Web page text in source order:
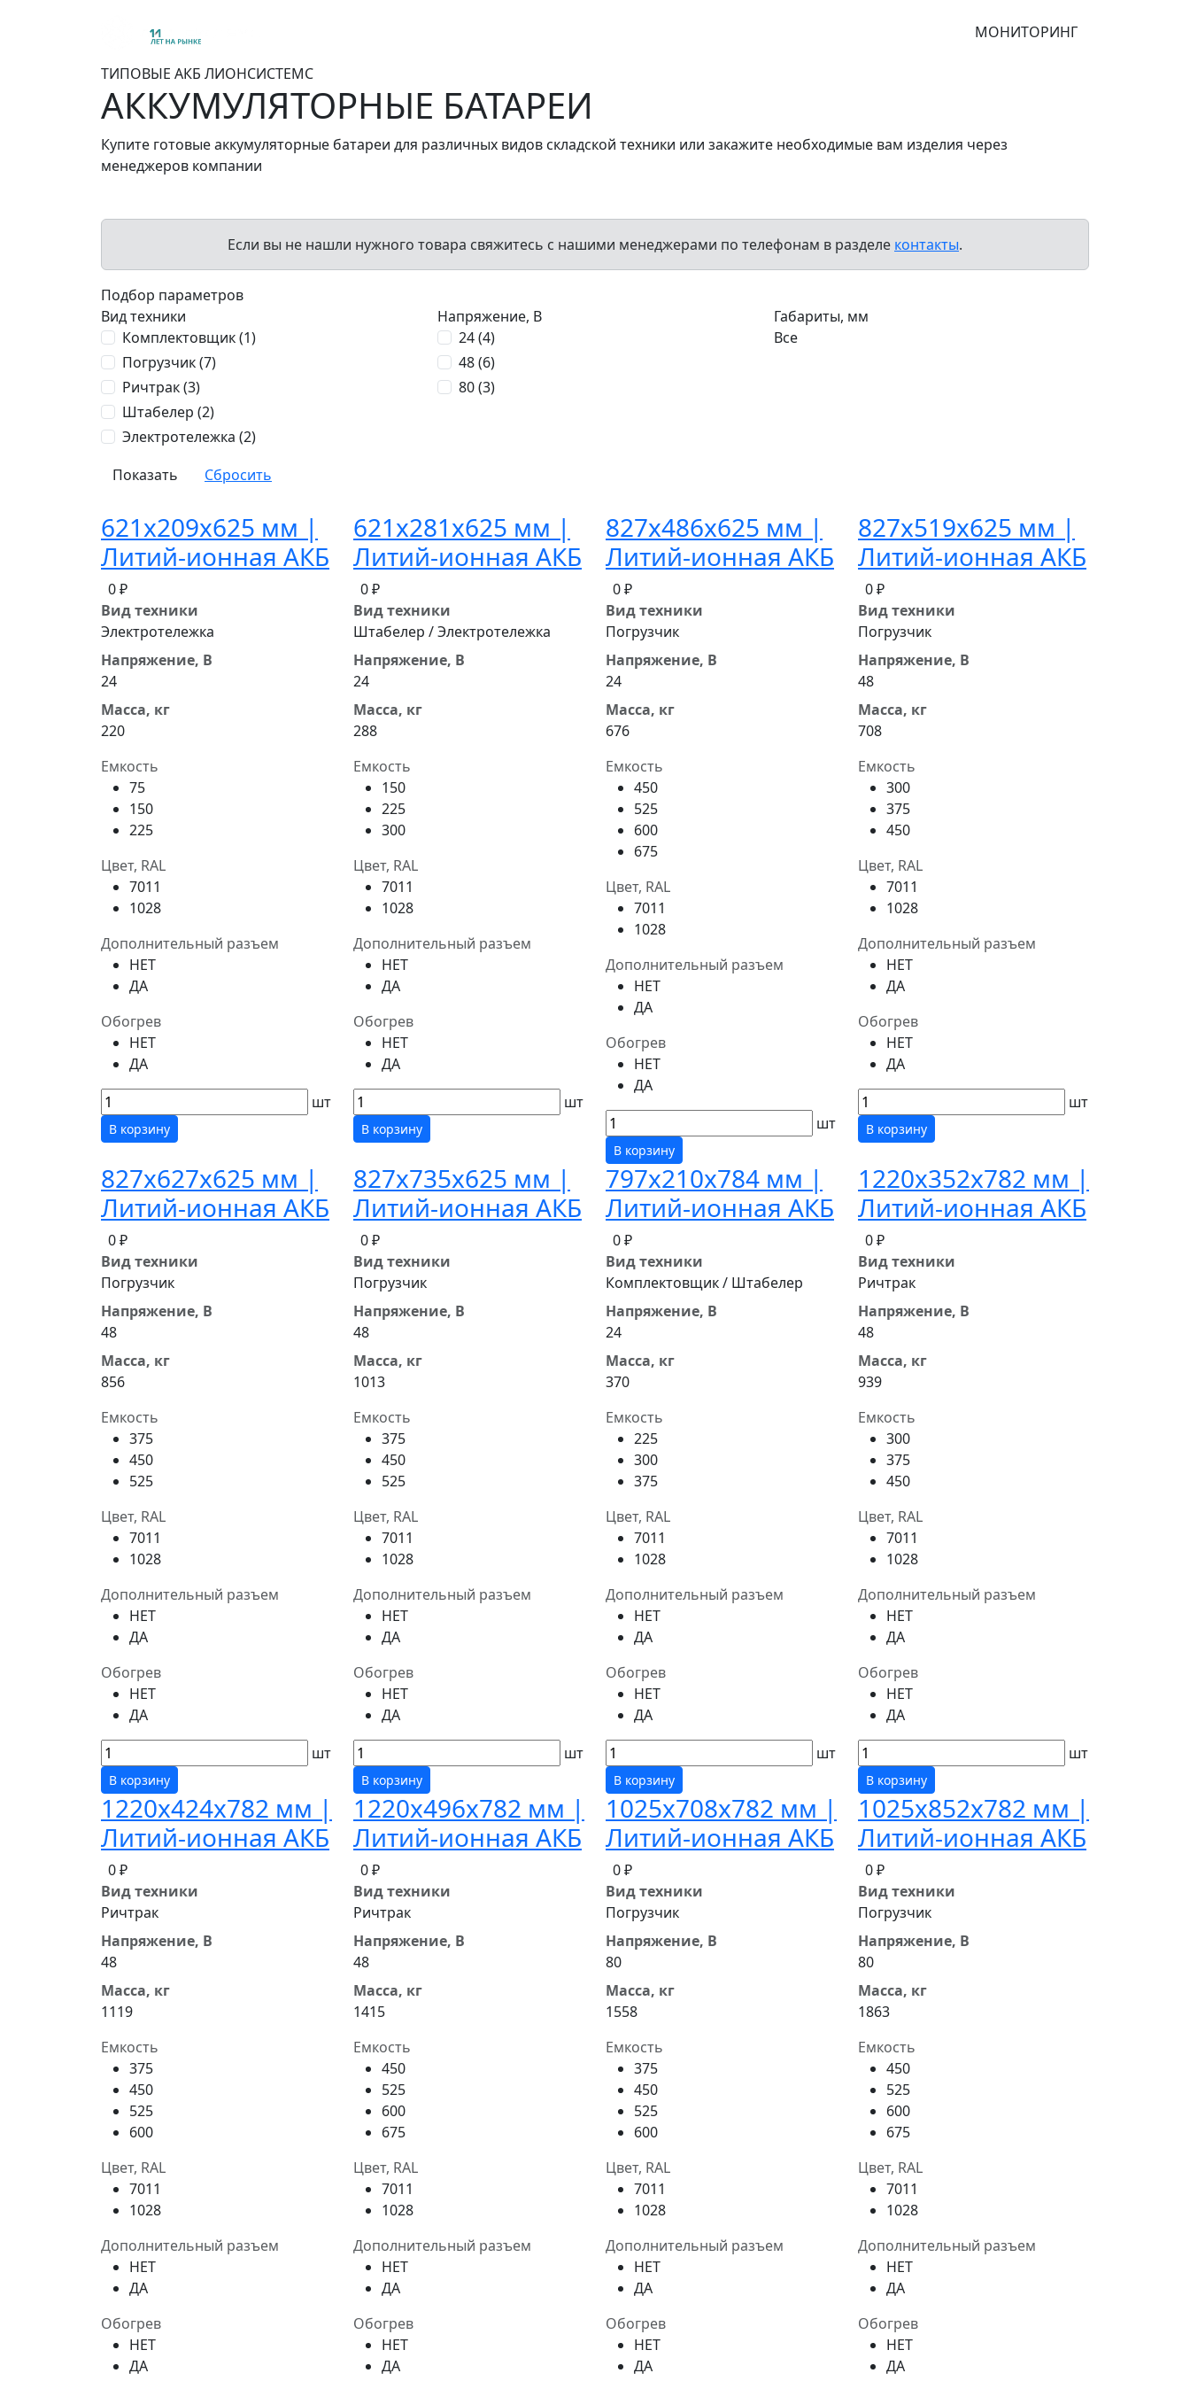
МОНИТОРИНГ
ТИПОВЫЕ АКБ ЛИОНСИСТЕМС
АККУМУЛЯТОРНЫЕ БАТАРЕИ
Купите готовые аккумуляторные батареи для различных видов складской техники или закажите необходимые вам изделия через
менеджеров компании
Если вы не нашли нужного товара свяжитесь с нашими менеджерами по телефонам в разделе контакты.
Подбор параметров
Вид техники
Комплектовщик (1)
Погрузчик (7)
Ричтрак (3)
Штабелер (2)
Электротележка (2)
Напряжение, В
24 (4)
48 (6)
80 (3)
Габариты, мм
Все
Сбросить
621x209x625 мм |
Литий-ионная АКБ
0 ₽
Вид техники
Электротележка
Напряжение, В
24
Масса, кг
220
Емкость
75
150
225
Цвет, RAL
7011
1028
Дополнительный разъем
НЕТ
ДА
Обогрев
НЕТ
ДА
шт
В корзину
621x281x625 мм |
Литий-ионная АКБ
0 ₽
Вид техники
Штабелер / Электротележка
Напряжение, В
24
Масса, кг
288
Емкость
150
225
300
Цвет, RAL
7011
1028
Дополнительный разъем
НЕТ
ДА
Обогрев
НЕТ
ДА
шт
В корзину
827x486x625 мм |
Литий-ионная АКБ
0 ₽
Вид техники
Погрузчик
Напряжение, В
24
Масса, кг
676
Емкость
450
525
600
675
Цвет, RAL
7011
1028
Дополнительный разъем
НЕТ
ДА
Обогрев
НЕТ
ДА
шт
В корзину
827x519x625 мм |
Литий-ионная АКБ
0 ₽
Вид техники
Погрузчик
Напряжение, В
48
Масса, кг
708
Емкость
300
375
450
Цвет, RAL
7011
1028
Дополнительный разъем
НЕТ
ДА
Обогрев
НЕТ
ДА
шт
В корзину
827x627x625 мм |
Литий-ионная АКБ
0 ₽
Вид техники
Погрузчик
Напряжение, В
48
Масса, кг
856
Емкость
375
450
525
Цвет, RAL
7011
1028
Дополнительный разъем
НЕТ
ДА
Обогрев
НЕТ
ДА
шт
В корзину
827x735x625 мм |
Литий-ионная АКБ
0 ₽
Вид техники
Погрузчик
Напряжение, В
48
Масса, кг
1013
Емкость
375
450
525
Цвет, RAL
7011
1028
Дополнительный разъем
НЕТ
ДА
Обогрев
НЕТ
ДА
шт
В корзину
797x210x784 мм |
Литий-ионная АКБ
0 ₽
Вид техники
Комплектовщик / Штабелер
Напряжение, В
24
Масса, кг
370
Емкость
225
300
375
Цвет, RAL
7011
1028
Дополнительный разъем
НЕТ
ДА
Обогрев
НЕТ
ДА
шт
В корзину
1220x352x782 мм |
Литий-ионная АКБ
0 ₽
Вид техники
Ричтрак
Напряжение, В
48
Масса, кг
939
Емкость
300
375
450
Цвет, RAL
7011
1028
Дополнительный разъем
НЕТ
ДА
Обогрев
НЕТ
ДА
шт
В корзину
1220x424x782 мм |
Литий-ионная АКБ
0 ₽
Вид техники
Ричтрак
Напряжение, В
48
Масса, кг
1119
Емкость
375
450
525
600
Цвет, RAL
7011
1028
Дополнительный разъем
НЕТ
ДА
Обогрев
НЕТ
ДА
1220x496x782 мм |
Литий-ионная АКБ
0 ₽
Вид техники
Ричтрак
Напряжение, В
48
Масса, кг
1415
Емкость
450
525
600
675
Цвет, RAL
7011
1028
Дополнительный разъем
НЕТ
ДА
Обогрев
НЕТ
ДА
1025x708x782 мм |
Литий-ионная АКБ
0 ₽
Вид техники
Погрузчик
Напряжение, В
80
Масса, кг
1558
Емкость
375
450
525
600
Цвет, RAL
7011
1028
Дополнительный разъем
НЕТ
ДА
Обогрев
НЕТ
ДА
1025x852x782 мм |
Литий-ионная АКБ
0 ₽
Вид техники
Погрузчик
Напряжение, В
80
Масса, кг
1863
Емкость
450
525
600
675
Цвет, RAL
7011
1028
Дополнительный разъем
НЕТ
ДА
Обогрев
НЕТ
ДА